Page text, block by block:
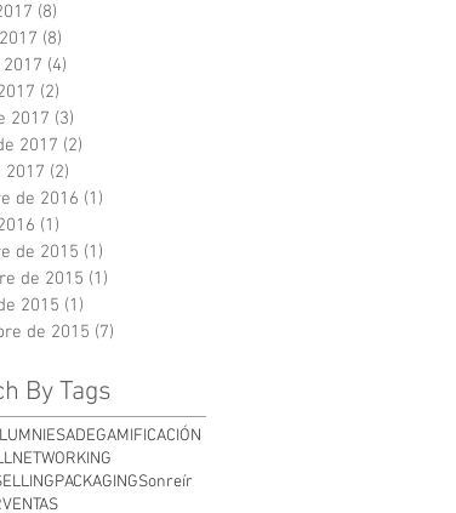
(8)
(8)
(4)
(2)
2017 (3)
2017 (2)
2017 (2)
de 2016 (1)
(1)
de 2015 (1)
de 2015 (1)
2015 (1)
de 2015 (7)
By Tags
ESADEGAMIFICACIÓN
NETWORKING
PACKAGINGSonreír
VENTAS